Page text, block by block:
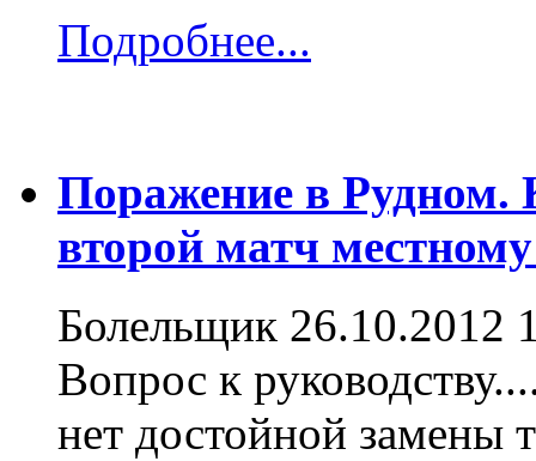
Подробнее...
Поражение в Рудном.
второй матч
Болельщик 26.10.2012
Вопрос к
нет достойной замены